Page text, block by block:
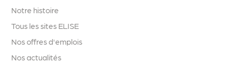
Notre histoire
Tous les sites ELISE
Nos offres d'emplois
Nos actualités